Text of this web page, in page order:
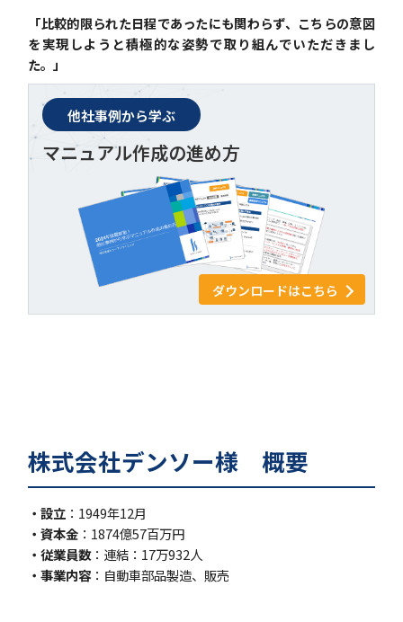
「比較的限られた日程であったにも関わらず、こちらの意図
を実現しようと積極的な姿勢で取り組んでいただきまし
た。」
他社事例から学ぶ
マニュアル作成の進め方
ダウンロードはこちら
株式会社デンソー様 概要
・設立 ：1949年12月
・資本金 ：1874億57百万円
・従業員数：連結：17万932人
・事業内容：自動車部品製造、販売